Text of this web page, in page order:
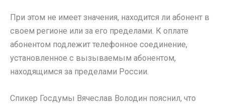
При этом не имеет значения, находится ли абонент в
своем регионе или за его пределами. К оплате
абонентом подлежит телефонное соединение,
установленное с вызываемым абонентом,
находящимся за пределами России.
Спикер Госдумы Вячеслав Володин пояснил, что